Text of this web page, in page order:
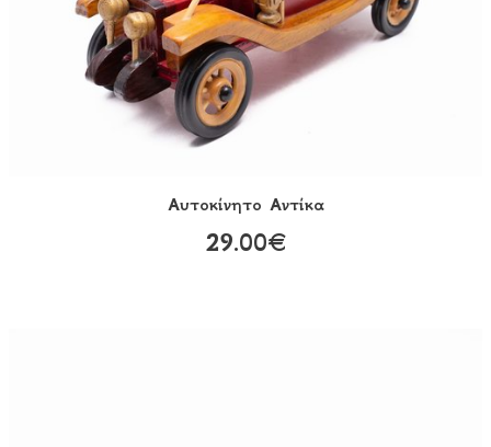
Αυτοκίνητο Aντίκα
29.00€